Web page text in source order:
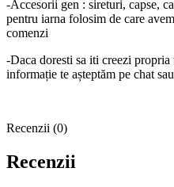
-Accesorii gen : sireturi, capse,
pentru iarna folosim de care
comenzi
-Daca doresti sa iti creezi
informație te așteptăm pe chat
Recenzii (0)
Recenzii